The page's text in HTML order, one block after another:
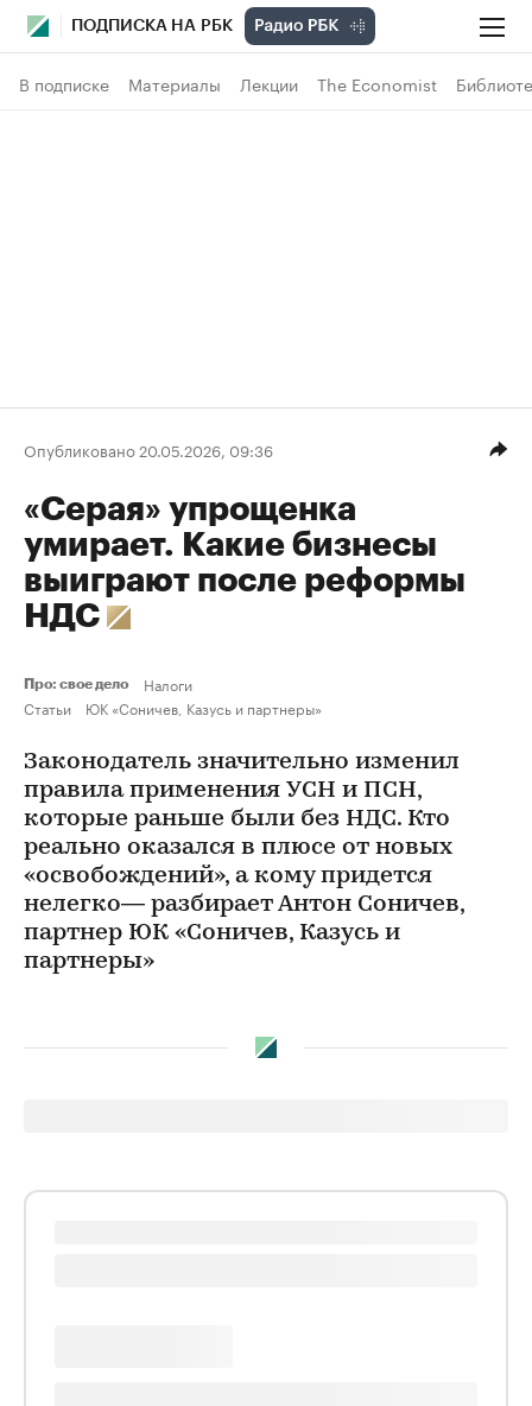
ПОДПИСКА НА РБК
В подписке Материалы Лекции The Economist
Опубликовано 20.05.2026, 09:36
«Серая» упрощенка
умирает. Какие бизнесы
выиграют после реформы
НДС
Про: свое дело
Налоги
Статьи
ЮК «Соничев, Казусь и партнеры»
Законодатель значительно изменил
правила применения УСН и ПСН,
которые раньше были без НДС. Кто
реально оказался в плюсе от новых
«освобождений», а кому придется
нелегко— разбирает Антон Соничев,
партнер ЮК «Соничев, Казусь и
партнеры»